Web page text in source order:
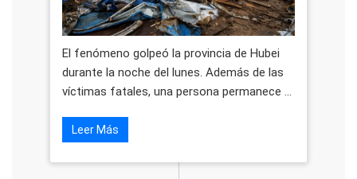
El fenómeno golpeó la provincia de Hubei
durante la noche del lunes. Además de las
víctimas fatales, una persona permanece ...
Leer Más